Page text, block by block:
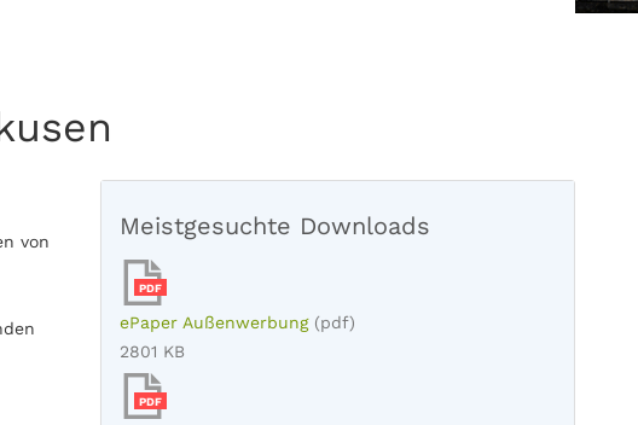
von
Meistgesuchte Downloads
PDF
ePaper Außenwerbung (pdf)
2801 KB
PDF